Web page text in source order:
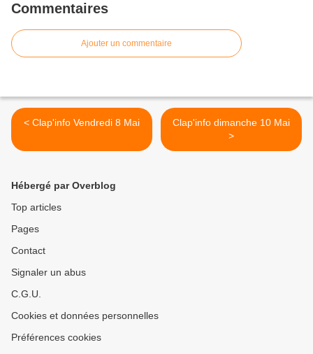
Commentaires
Ajouter un commentaire
< Clap'info Vendredi 8 Mai
Clap'info dimanche 10 Mai
>
Hébergé par Overblog
Top articles
Pages
Contact
Signaler un abus
C.G.U.
Cookies et données personnelles
Préférences cookies